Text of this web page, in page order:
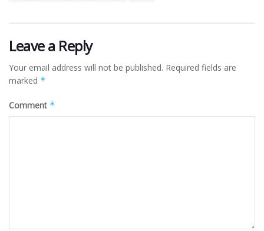
Leave a Reply
Your email address will not be published. Required fields are
marked *
Comment *